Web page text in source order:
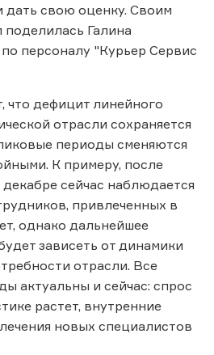
дать свою оценку. Своим
Галина
персоналу "Курьер Сервис
что дефицит линейного
отрасли сохраняется
периоды сменяются
К примеру, после
сейчас наблюдается
привлеченных в
однако дальнейшее
зависеть от динамики
отрасли. Все
актуальны и сейчас: спрос
растет, внутренние
новых специалистов